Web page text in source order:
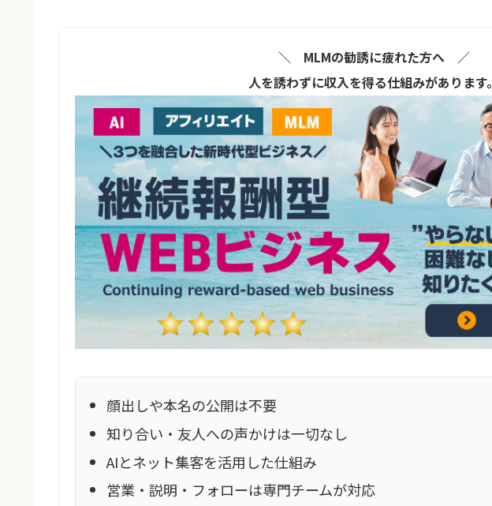
＼ MLMの勧誘に疲れた方へ ／
人を誘わずに収入を得る仕組みがあります。
顔出しや本名の公開は不要
知り合い・友人への声かけは一切なし
AIとネット集客を活用した仕組み
営業・説明・フォローは専門チームが対応